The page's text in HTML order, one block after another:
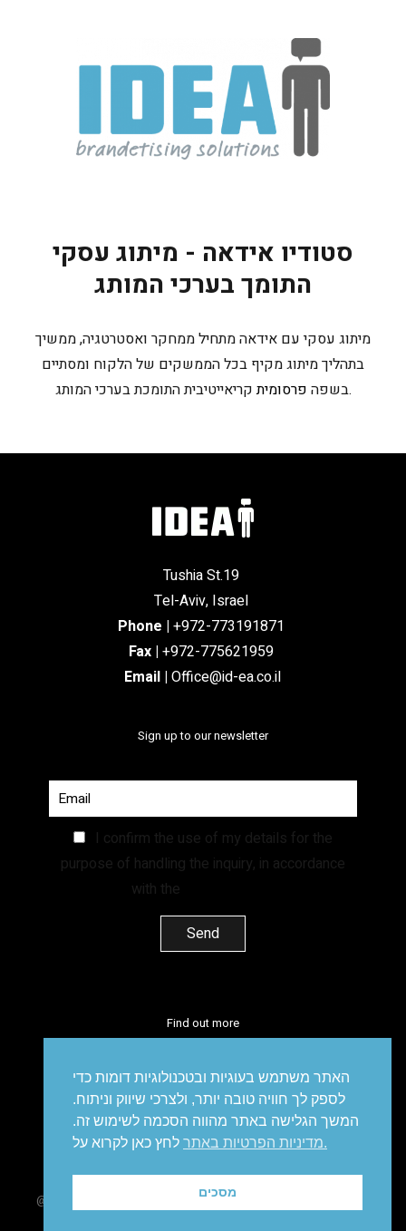
סטודיו אידאה - מיתוג עסקי
התומך בערכי המותג
מיתוג עסקי עם אידאה מתחיל ממחקר ואסטרטגיה, ממשיך
בתהליך מיתוג מקיף בכל הממשקים של הלקוח ומסתיים
בשפה פרסומית קריאייטיבית התומכת בערכי המותג.
Tushia St.19
Tel-Aviv, Israel
Phone | +972-773191871
Fax | +972-775621959
Email | Office@id-ea.co.il
Sign up to our newsletter
I confirm the use of my details for the
purpose of handling the inquiry, in accordance
with the
Find out more
עיצוב עיצוב אריזות פרסום סושיאל דיגיטל מיתוג עסקי
@ all right reserved to IDEA. Brandetising Solutions
האתר משתמש בעוגיות ובטכנולוגיות דומות כדי
לספק לך חוויה טובה יותר, ולצרכי שיווק וניתוח.
המשך הגלישה באתר מהווה הסכמה לשימוש זה.
מדיניות הפרטיות באתר.
מסכים